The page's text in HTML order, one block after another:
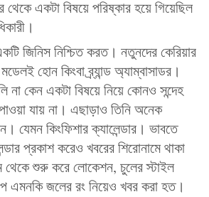
থেকে একটা বিষয়ে পরিষ্কার হয়ে গিয়েছিল
জিনিস নিশ্চিত করত। নতুনদের কেরিয়ার
হোন কিংবা ব্র্যান্ড অ্যাম্বাসাডর।
না কেন একটা বিষয়ে নিয়ে কোনও সন্দেহ
যায় না। এছাড়াও তিনি অনেক
যেমন কিংফিশার ক্যালেন্ডার। ভাবতে
প্রকাশ করেও খবরের শিরোনামে থাকা
থেকে শুরু করে লোকেশন, চুলের স্টাইল
জলের রং নিয়েও খবর করা হত।